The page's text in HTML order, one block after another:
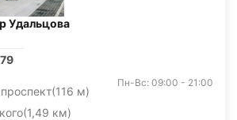
Удальцова
(116 м)
(1,49 км)
Пн-Вс: 09:00 - 21:00